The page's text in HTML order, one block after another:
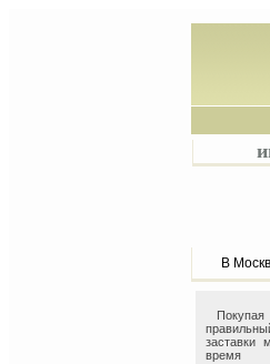
В
заставки
время